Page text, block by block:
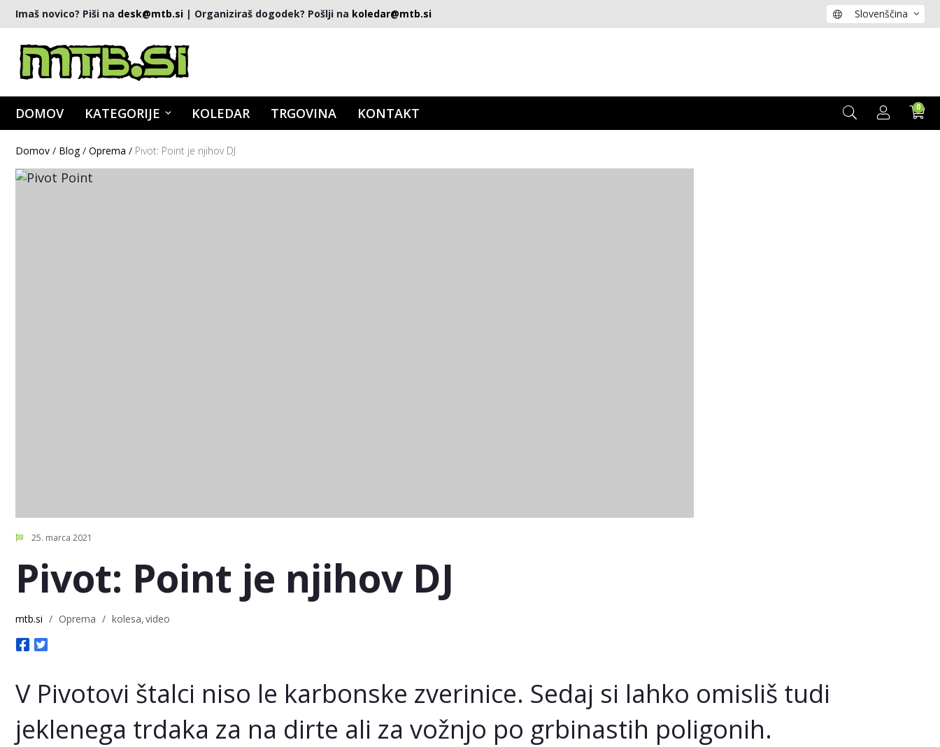
Imaš novico? Piši na desk@mtb.si | Organiziraš dogodek? Pošlji na koledar@mtb.si Slovenščina
DOMOV KATEGORIJE KOLEDAR TRGOVINA KONTAKT 0
Domov / Blog/ Oprema / Pivot: Point je njihov DJ
25. marca 2021
Pivot: Point je njihov DJ
mtb.si / Oprema / kolesa video
V Pivotovi štalci niso le karbonske zverinice. Sedaj si lahko omisliš tudi
jeklenega trdaka za na dirte ali za vožnjo po grbinastih poligonih.